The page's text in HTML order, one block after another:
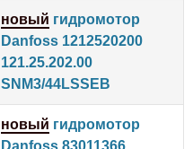
новый гидромотор
Danfoss 1212520200
121.25.202.00
SNM3/44LSSEB
новый гидромотор
Danfoss 83011366